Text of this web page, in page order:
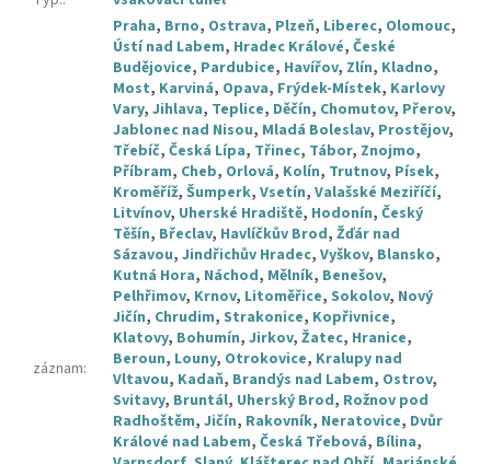
záznam:
Praha, Brno, Ostrava, Plzeň, Liberec, Olomouc,
Ústí nad Labem, Hradec Králové, České
Budějovice, Pardubice, Havířov, Zlín, Kladno,
Most, Karviná, Opava, Frýdek-Místek, Karlovy
Vary, Jihlava, Teplice, Děčín, Chomutov, Přerov,
Jablonec nad Nisou, Mladá Boleslav, Prostějov,
Třebíč, Česká Lípa, Třinec, Tábor, Znojmo,
Příbram, Cheb, Orlová, Kolín, Trutnov, Písek,
Kroměříž, Šumperk, Vsetín, Valašské Meziříčí,
Litvínov, Uherské Hradiště, Hodonín, Český
Těšín, Břeclav, Havlíčkův Brod, Žďár nad
Sázavou, Jindřichův Hradec, Vyškov, Blansko,
Kutná Hora, Náchod, Mělník, Benešov,
Pelhřimov, Krnov, Litoměřice, Sokolov, Nový
Jičín, Chrudim, Strakonice, Kopřivnice,
Klatovy, Bohumín, Jirkov, Žatec, Hranice,
Beroun, Louny, Otrokovice, Kralupy nad
Vltavou, Kadaň, Brandýs nad Labem, Ostrov,
Svitavy, Bruntál, Uherský Brod, Rožnov pod
Radhoštěm, Jičín, Rakovník, Neratovice, Dvůr
Králové nad Labem, Česká Třebová, Bílina,